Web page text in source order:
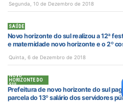
Segunda, 10 de Dezembro de 2018
SAÚDE
Novo horizonte do sul realizou a 12ª
e maternidade novo horizonte e o 2º
Quinta, 6 de Dezembro de 2018
NOVO
HORIZONTE DO
SUL
Prefeitura de novo horizonte do sul
parcela do 13º salário dos servidores